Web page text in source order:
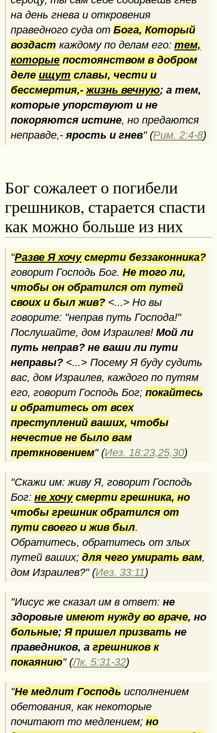
на день гнева и откровения
праведного суда от Бога, Который
воздаст каждому по делам его: тем,
которые постоянством в добром
деле ищут славы, чести и
бессмертия,-жизнь вечную; а тем,
которые упорствуют и не
покоряются истине, но предаются
неправде,-ярость и гнев" (Рим. 2:4-8)
Бог сожалеет о погибели
грешников, старается спасти
как можно больше из них
"Разве Я хочу смерти беззаконника?
говорит Господь Бог. Не того ли,
чтобы он обратился от путей
своих и был жив? <...> Но вы
говорите: "неправ путь Господа!"
Послушайте, дом Израилев! Мой ли
путь неправ? не ваши ли пути
неправы? <...> Посему Я буду судить
вас, дом Израилев, каждого по путям
его, говорит Господь Бог; покайтесь
и обратитесь от всех
преступлений ваших, чтобы
нечестие не было вам
преткновением" (Иез. 18:23,25,30)
"Скажи им: живу Я, говорит Господь
Бог: не хочу смерти грешника, но
чтобы грешник обратился от
пути своего и жив был.
Обратитесь, обратитесь от злых
путей ваших; для чего умирать вам,
дом Израилев?" (Иез. 33:11)
"Иисус же сказал им в ответ: не
здоровые имеют нужду во враче, но
больные;Я пришел призвать не
праведников, а грешников к
покаянию" (Лк. 5:31-32)
"Не медлит Господь исполнением
обетования, как некоторые
почитают то медлением; но